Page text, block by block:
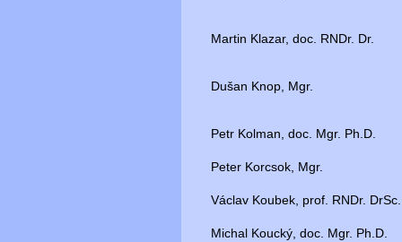
Martin Klazar, doc. RNDr. Dr.
Dušan Knop, Mgr.
Petr Kolman, doc. Mgr. Ph.D.
Peter Korcsok, Mgr.
Václav Koubek, prof. RNDr. DrSc.
Michal Koucký, doc. Mgr. Ph.D.